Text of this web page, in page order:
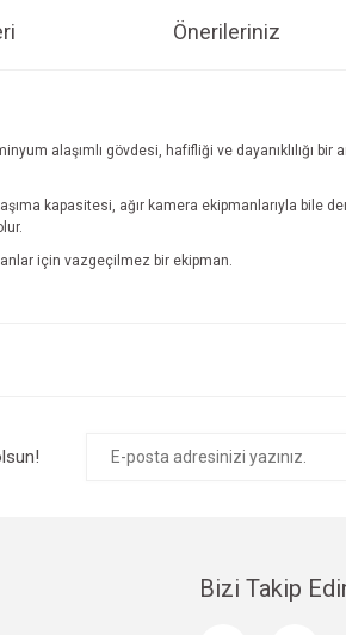
Önerileriniz
alaşımlı gövdesi, hafifliği ve dayanıklılığı bir
kapasitesi, ağır kamera ekipmanlarıyla bile
için vazgeçilmez bir ekipman.
Bizi Takip